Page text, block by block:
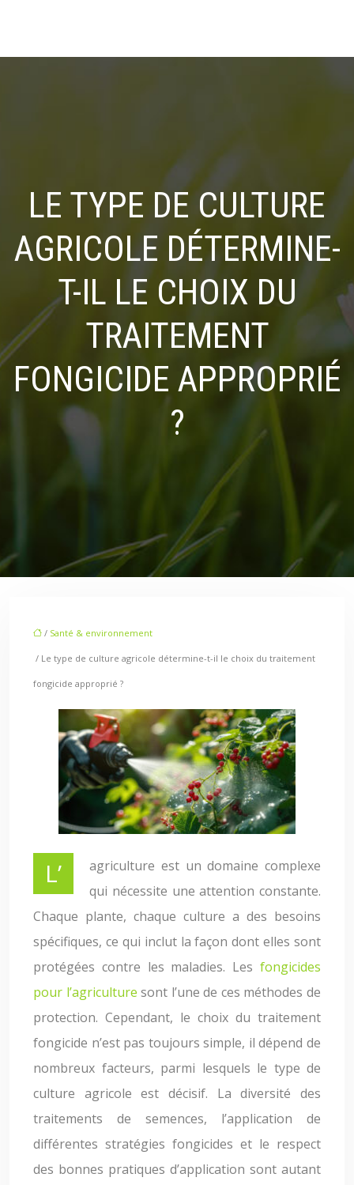
LE TYPE DE CULTURE
AGRICOLE DÉTERMINE-
T-IL LE CHOIX DU
TRAITEMENT
FONGICIDE APPROPRIÉ
?
/ Santé & environnement
/ Le type de culture agricole détermine-t-il le choix du traitement
fongicide approprié ?
L’agriculture est un domaine complexe
qui nécessite une attention constante.
Chaque plante, chaque culture a des besoins
spécifiques, ce qui inclut la façon dont elles sont
protégées contre les maladies. Les fongicides
pour l’agriculture sont l’une de ces méthodes de
protection. Cependant, le choix du traitement
fongicide n’est pas toujours simple, il dépend de
nombreux facteurs, parmi lesquels le type de
culture agricole est décisif. La diversité des
traitements de semences, l’application de
différentes stratégies fongicides et le respect
des bonnes pratiques d’application sont autant